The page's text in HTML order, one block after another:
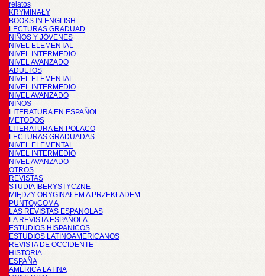
relatos
KRYMINAŁY
BOOKS IN ENGLISH
LECTURAS GRADUAD
NIÑOS Y JÓVENES
NIVEL ELEMENTAL
NIVEL INTERMEDIO
NIVEL AVANZADO
ADULTOS
NIVEL ELEMENTAL
NIVEL INTERMEDIO
NIVEL AVANZADO
NIÑOS
LITERATURA EN ESPAÑOL
METODOS
LITERATURA EN POLACO
LECTURAS GRADUADAS
NIVEL ELEMENTAL
NIVEL INTERMEDIO
NIVEL AVANZADO
OTROS
REVISTAS
STUDIA IBERYSTYCZNE
MIĘDZY ORYGINAŁEM A PRZEKŁADEM
PUNTOyCOMA
LAS REVISTAS ESPANOLAS
LA REVISTA ESPAÑOLA
ESTUDIOS HISPANICOS
ESTUDIOS LATINOAMERICANOS
REVISTA DE OCCIDENTE
HISTORIA
ESPAÑA
AMÉRICA LATINA